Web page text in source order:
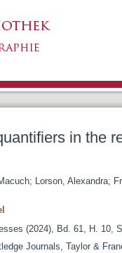
in the
; Lorson, Alexandra;
(2024), Bd. 61, H. 10,
Journals, Taylor &